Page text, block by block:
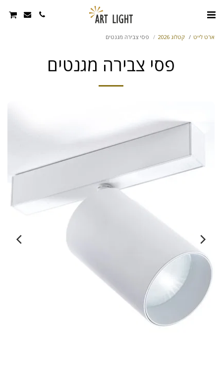
ארט לייט קטלוג 2026 פסי צבירה מגנטים
פסי צבירה מגנטים